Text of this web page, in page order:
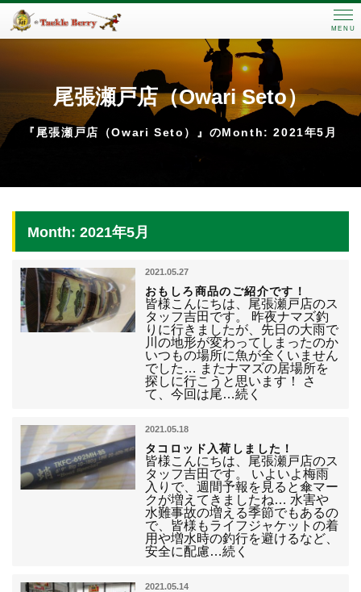
MENU
尾張瀬戸店（Owari Seto）
『尾張瀬戸店（Owari Seto）』のMonth: 2021年5月
Month: 2021年5月
2021.05.27
おもしろ商品のご紹介です！
皆様こんにちは、尾張瀬戸店のス
タッフ吉田です。 昨夜ナマズ釣
りに行きましたが、先日の大雨で
川の地形が変わってしまったのか
いつもの場所に魚が全くいません
でした… またナマズの居場所を
探しに行こうと思います！ さ
て、今回は尾…続く
2021.05.18
タコロッド入荷しました！
皆様こんにちは、尾張瀬戸店のス
タッフ吉田です。 いよいよ梅雨
入りで、週間予報を見ると傘マー
クが増えてきましたね… 水害や
水難事故の増える季節でもあるの
で、皆様もライフジャケットの着
用や増水時の釣行を避けるなど、
安全に配慮…続く
2021.05.14